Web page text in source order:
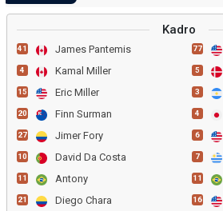
Kadro
41 James Pantemis
4 Kamal Miller
15 Eric Miller
20 Finn Surman
27 Jimer Fory
10 David Da Costa
11 Antony
21 Diego Chara
77
5
3
4
6
7
11
16